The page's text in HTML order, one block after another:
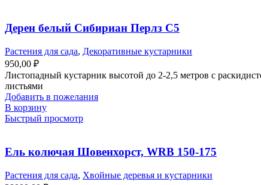
Дерен белый Сибириан Перлз С5
Растения для сада, Декоративные кустарники
950,00 ₽
Листопадный кустарник высотой до 2-2,5 метров с
листьями
Добавить в пожелания
В корзину
Быстрый просмотр
Ель колючая Шовенхорст, WRB 150-175
Растения для сада, Хвойные деревья и кустарники